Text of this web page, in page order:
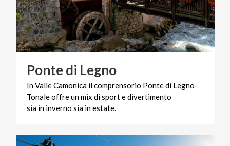
Pontedi Legno
In Valle Camonica il comprensorio Ponte di Legno-
Tonale offre un mix di sport e divertimento
sia in inverno sia in estate.